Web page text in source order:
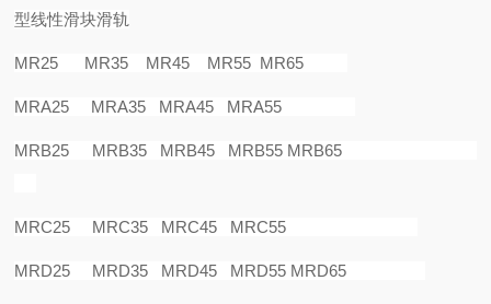
型线性滑块滑轨
MR25 MR35 MR45 MR55 MR65
MRA25 MRA35 MRA45 MRA55
MRB25 MRB35 MRB45 MRB55 MRB65
MRC25 MRC35 MRC45 MRC55
MRD25 MRD35 MRD45 MRD55 MRD65